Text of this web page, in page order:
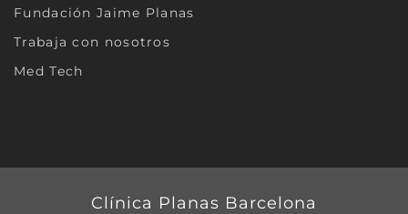
Fundación Jaime Planas
Trabaja con nosotros
Med Tech
Clínica Planas Barcelona